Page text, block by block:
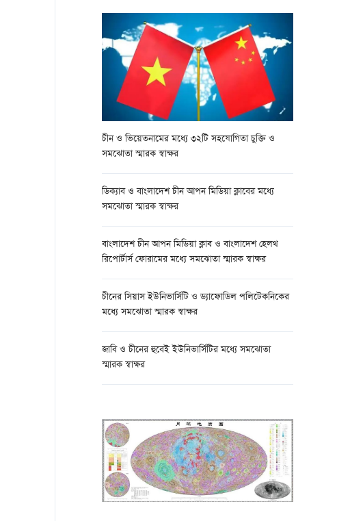
চীন ও ভিয়েতনামের মধ্যে ৩২টি সহযোগিতা চুক্তি ও
সমঝোতা স্মারক স্বাক্ষর
ডিক্যাব ও বাংলাদেশ চীন আপন মিডিয়া ক্লাবের মধ্যে
সমঝোতা স্মারক স্বাক্ষর
বাংলাদেশ চীন আপন মিডিয়া ক্লাব ও বাংলাদেশ হেলথ
রিপোর্টার্স ফোরামের মধ্যে সমঝোতা স্মারক স্বাক্ষর
চীনের সিয়াস ইউনিভার্সিটি ও ড্যাফোডিল পলিটেকনিকের
মধ্যে সমঝোতা স্মারক স্বাক্ষর
জাবি ও চীনের হুবেই ইউনিভার্সিটির মধ্যে সমঝোতা
স্মারক স্বাক্ষর